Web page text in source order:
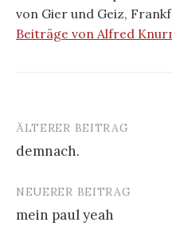
von Gier und Geiz,
Beiträge von Alfred
Beitrags-
Navigation
ÄLTERER BEITRAG
demnach.
NEUERER BEITRAG
mein paul yeah